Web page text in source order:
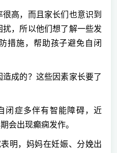
高，而且家长们也意识到
，所以他们想了解一些发
措施，帮助孩子避免自闭
成的？这些因素家长要了
症多伴有智能障碍，近
会出现癫痫发作。
，妈妈在妊娠、分娩出